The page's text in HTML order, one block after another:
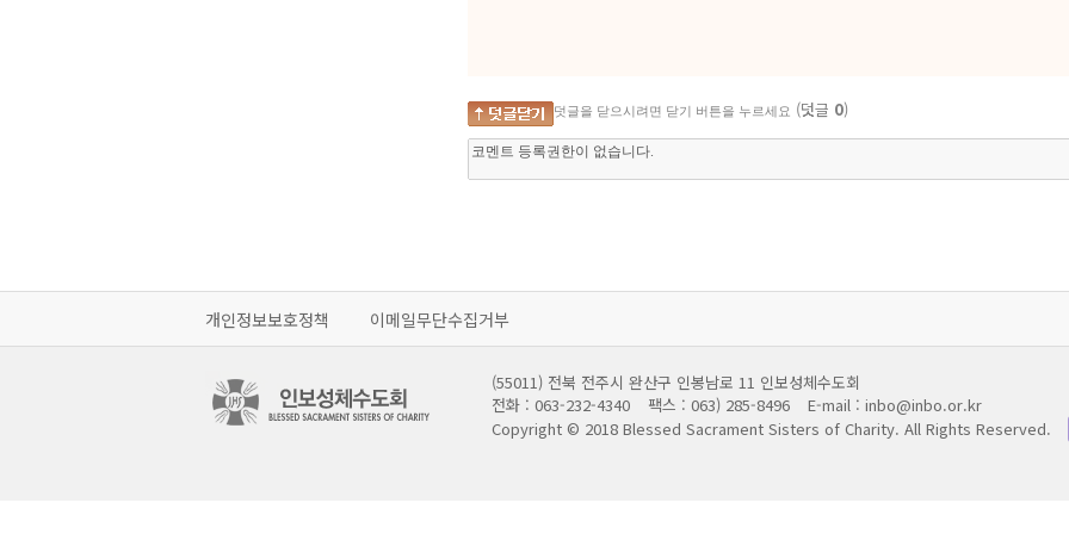
덧글을 닫으시려면 닫기 버튼을 누르세요 (덧글 0)
개인정보보호정책 이메일무단수집거부
(55011) 전북 전주시 완산구 인봉남로 11 인보성체수도회
전화 : 063-232-4340
팩스 : 063) 285-8496
E-mail : inbo@inbo.or.kr
Copyright © 2018 Blessed Sacrament Sisters of Charity. All Rights Reserved.